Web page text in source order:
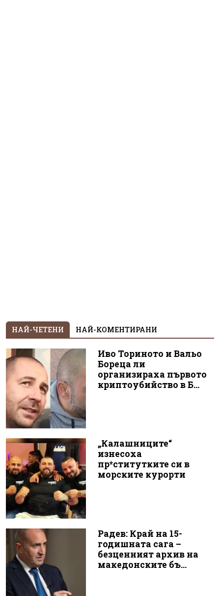
НАЙ-ЧЕТЕНИ НАЙ-КОМЕНТИРАНИ
Иво Ториното и Вальо
Бореца ли
организираха първото
криптоубийство в Б...
„Калашниците“
изнесоха
пр*ститутките си в
морските курорти
Радев: Край на 15-
годишната сага –
безценният архив на
македонските бъ...